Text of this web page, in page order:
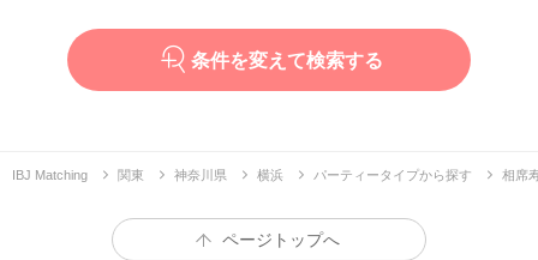
条件を変えて検索する
IBJ Matching 関東 神奈川県 横浜 パーティータイプから探す 相席
ページトップへ